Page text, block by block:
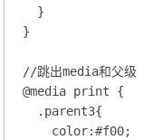
  }
}
//跳出media和父级
@media print {
.parent3{
color:#f00;